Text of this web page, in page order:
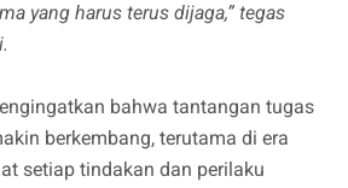
yang harus terus dijaga,” tegas
bahwa tantangan tugas
berkembang, terutama di era
setiap tindakan dan perilaku